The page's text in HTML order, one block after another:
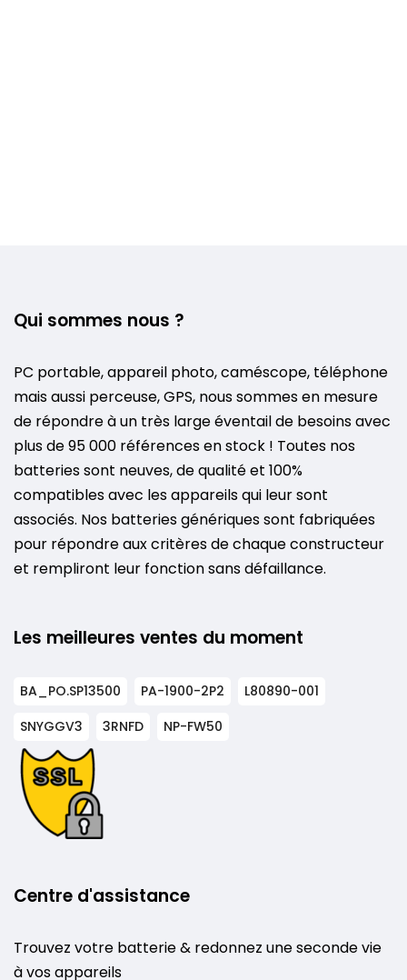
Qui sommes nous ?
PC portable, appareil photo, caméscope, téléphone
mais aussi perceuse, GPS, nous sommes en mesure
de répondre à un très large éventail de besoins avec
plus de 95 000 références en stock ! Toutes nos
batteries sont neuves, de qualité et 100%
compatibles avec les appareils qui leur sont
associés. Nos batteries génériques sont fabriquées
pour répondre aux critères de chaque constructeur
et rempliront leur fonction sans défaillance.
Les meilleures ventes du moment
BA_PO.SP13500 PA-1900-2P2
L80890-001
SNYGGV3
3RNFD NP-FW50
Centre d'assistance
Trouvez votre batterie & redonnez une seconde vie
à vos appareils